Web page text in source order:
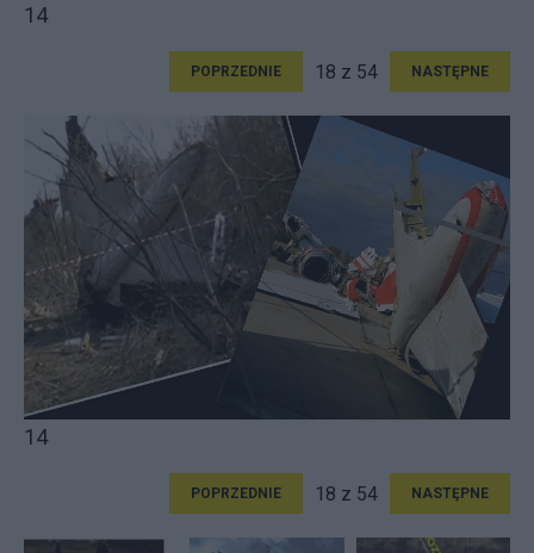
14
POPRZEDNIE 18 z 54 NASTĘPNE
14
POPRZEDNIE 18 z 54 NASTĘPNE